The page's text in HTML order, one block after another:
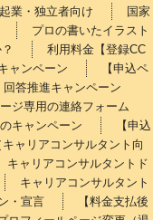
起業・独立者向け
国家
プロの書いたイラスト
利用料金【登録CC
ャンペーン
【申込ペ
答推進キャンペーン
ジ専用の連絡フォーム
キャンペーン
【申込
ャリアコンサルタント向
キャリアコンサルタントド
キャリアコンサルタント
・宣言
【料金支払後